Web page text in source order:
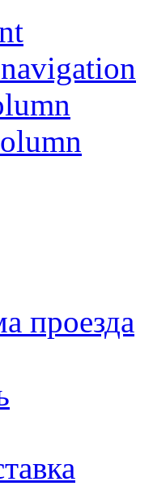
проезда